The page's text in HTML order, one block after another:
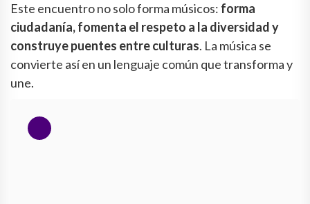
Este encuentro no solo forma músicos: forma
ciudadanía, fomenta el respeto a la diversidad y
construye puentes entre culturas. La música se
convierte así en un lenguaje común que transforma y
une.